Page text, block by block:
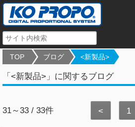
TOP ブログ <新製品>
「<新製品>」に関するブログ
31～33 / 33件 < 1